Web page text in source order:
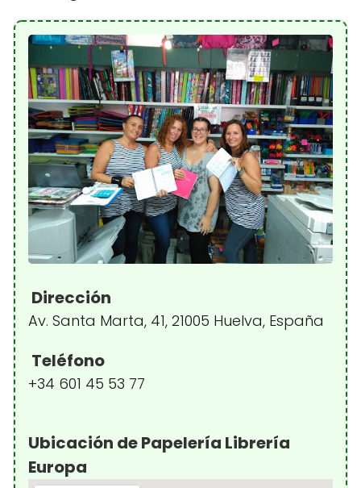
Dirección
Av. Santa Marta, 41, 21005 Huelva, España
Teléfono
+34 601 45 53 77
Ubicación de Papelería Librería
Europa